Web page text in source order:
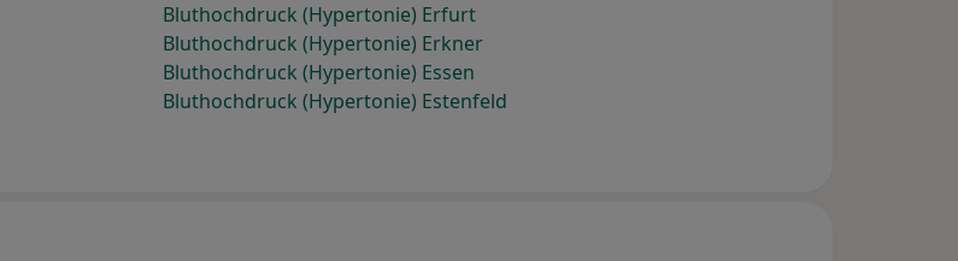
Bluthochdruck (Hypertonie) Erfurt
Bluthochdruck (Hypertonie) Erkner
Bluthochdruck (Hypertonie) Essen
Bluthochdruck (Hypertonie) Estenfeld